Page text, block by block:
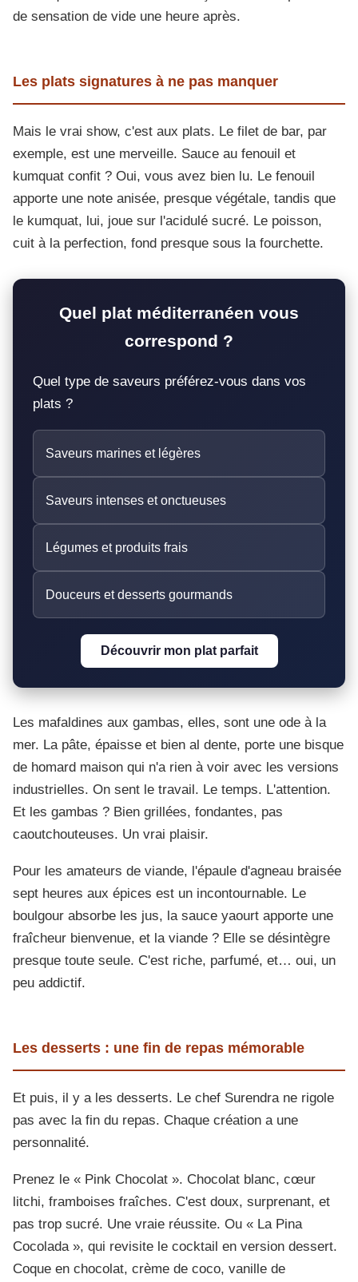
de sensation de vide une heure après.
Les plats signatures à ne pas manquer
Mais le vrai show, c'est aux plats. Le filet de bar, par
exemple, est une merveille. Sauce au fenouil et
kumquat confit ? Oui, vous avez bien lu. Le fenouil
apporte une note anisée, presque végétale, tandis que
le kumquat, lui, joue sur l'acidulé sucré. Le poisson,
cuit à la perfection, fond presque sous la fourchette.
Quel plat méditerranéen vous
correspond ?
Quel type de saveurs préférez-vous dans vos
plats ?
Saveurs marines et légères
Saveurs intenses et onctueuses
Légumes et produits frais
Douceurs et desserts gourmands
Découvrir mon plat parfait
Les mafaldines aux gambas, elles, sont une ode à la
mer. La pâte, épaisse et bien al dente, porte une bisque
de homard maison qui n'a rien à voir avec les versions
industrielles. On sent le travail. Le temps. L'attention.
Et les gambas ? Bien grillées, fondantes, pas
caoutchouteuses. Un vrai plaisir.
Pour les amateurs de viande, l'épaule d'agneau braisée
sept heures aux épices est un incontournable. Le
boulgour absorbe les jus, la sauce yaourt apporte une
fraîcheur bienvenue, et la viande ? Elle se désintègre
presque toute seule. C'est riche, parfumé, et… oui, un
peu addictif.
Les desserts : une fin de repas mémorable
Et puis, il y a les desserts. Le chef Surendra ne rigole
pas avec la fin du repas. Chaque création a une
personnalité.
Prenez le « Pink Chocolat ». Chocolat blanc, cœur
litchi, framboises fraîches. C'est doux, surprenant, et
pas trop sucré. Une vraie réussite. Ou « La Pina
Cocolada », qui revisite le cocktail en version dessert.
Coque en chocolat, crème de coco, vanille de